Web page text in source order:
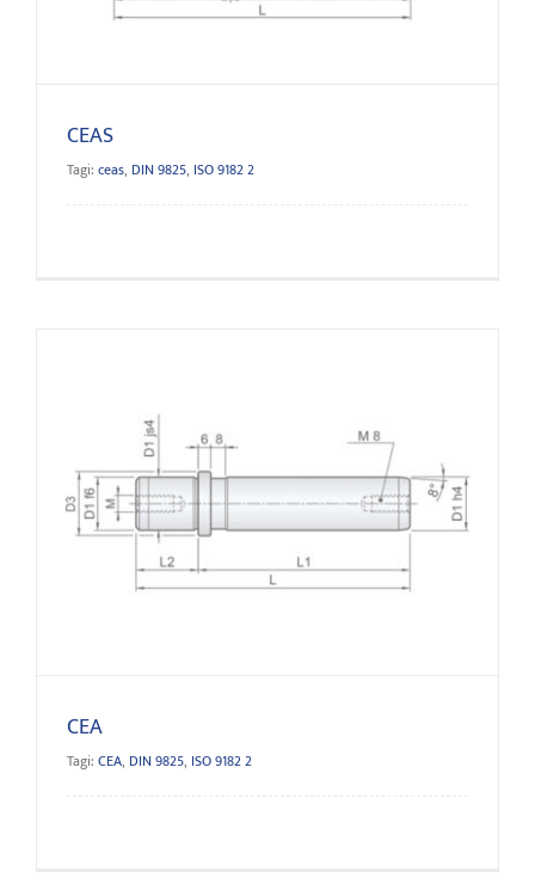
CEAS
Tagi: ceas, DIN 9825, ISO 9182 2
CEA
CEA
Tagi: CEA, DIN 9825, ISO 9182 2